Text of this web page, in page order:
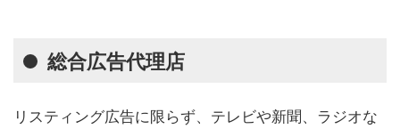
総合広告代理店
リスティング広告に限らず、テレビや新聞、ラジオな